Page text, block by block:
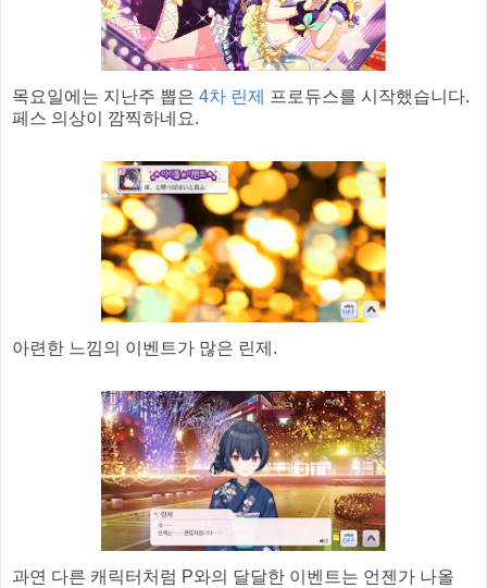
목요일에는 지난주 뽑은 4차 린제
프로듀스를 시작했습니다.
페스 의상이 깜찍하네요.
아련한 느낌의 이벤트가 많은 린제.
과연 다른 캐릭터처럼 P와의 달달한 이벤트는 언젠가 나올